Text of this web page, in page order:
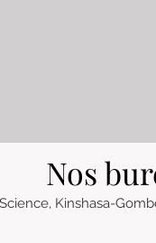
Nos
Kinshasa-